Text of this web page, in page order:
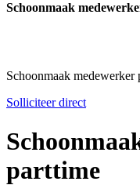
Schoonmaak
Schoonmaak medewerker
Solliciteer direct
parttime